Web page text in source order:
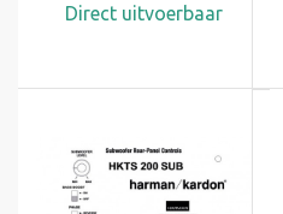
Direct uitvoerbaar